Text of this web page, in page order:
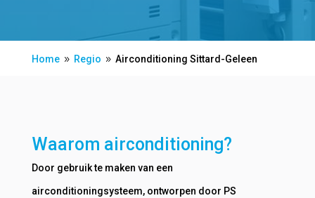
Home 9 Regio 9 Airconditioning Sittard-Geleen
Waarom airconditioning?
Door gebruik te maken van een
airconditioningsysteem, ontworpen door PS